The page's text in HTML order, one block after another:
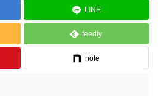
LINE
feedly
note